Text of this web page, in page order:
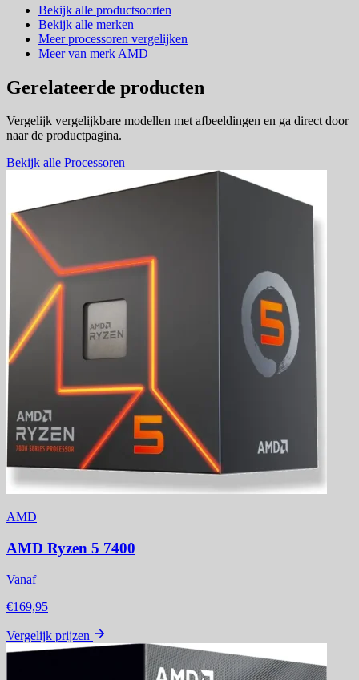
Bekijk alle productsoorten
Bekijk alle merken
Meer processoren vergelijken
Meer van merk AMD
Gerelateerde producten
Vergelijk vergelijkbare modellen met afbeeldingen en ga direct door
naar de productpagina.
Bekijk alle Processoren
AMD
AMD Ryzen 5 7400
Vanaf
€169,95
Vergelijk prijzen